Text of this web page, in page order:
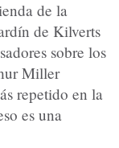
de la
de Kilverts
sobre los
Miller
repetido en la
es una